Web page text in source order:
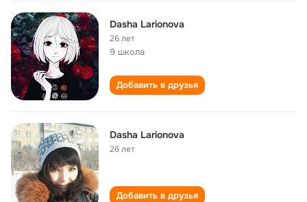
Dasha Larionova
26 лет
9 школа
Добавить в друзья
Dasha Larionova
26 лет
Добавить в друзья